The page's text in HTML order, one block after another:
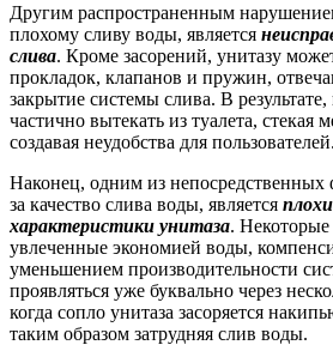
Другим распространенным
плохому сливу воды, является
слива. Кроме засорений, унитазу
прокладок, клапанов и пружин,
закрытие системы слива. В
частично вытекать из туалета,
создавая неудобства для пользователей.
Наконец, одним из
за качество слива воды, является
характеристики унитаза.
увлеченные экономией воды,
уменьшением производительности
проявляться уже буквально через
когда сопло унитаза засоряется
таким образом затрудняя слив воды.